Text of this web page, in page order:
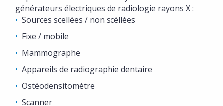
générateurs électriques de radiologie rayons X :
Sources scellées / non scéllées
Fixe / mobile
Mammographe
Appareils de radiographie dentaire
Ostéodensitomètre
Scanner